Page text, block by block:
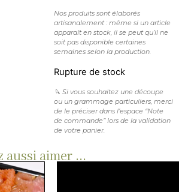
Nos produits sont élaborés
artisanalement : même si un article
apparaît en stock, il se peut qu’il ne
soit pas disponible certaines
semaines selon la production.
Rupture de stock
🔪 Si vous souhaitez une découpe
ou un grammage particuliers, merci
de le préciser dans l’espace “Note
de commande” lors de la validation
de votre panier.
aussi aimer ...